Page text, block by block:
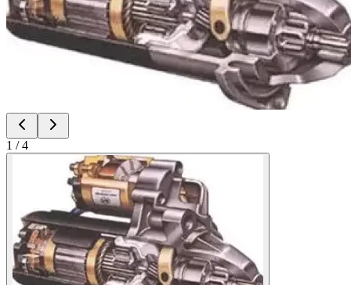
1 /4